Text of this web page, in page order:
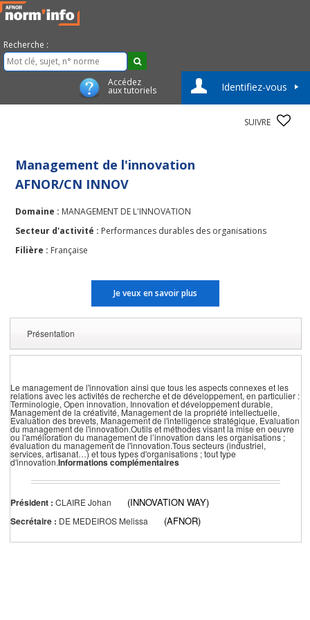
Recherche :
Accédez
aux tutoriels Identifiez-vous
SUIVRE
Management de l'innovation
AFNOR/CN INNOV
Domaine : MANAGEMENT DE L'INNOVATION
Secteur d'activité : Performances durables des organisations
Filière : Française
Je veux en savoir plus
Présentation
Le management de l'innovation ainsi que tous les aspects connexes et les
relations avec les activités de recherche et de développement, en particulier :
Terminologie, Open innovation, Innovation et développement durable,
Management de la créativité, Management de la propriété intellectuelle,
Evaluation des brevets, Management de l'intelligence stratégique, Evaluation
du management de l'innovation.Outils et méthodes visant la mise en oeuvre
ou l'amélioration du management de l’innovation dans les organisations ;
évaluation du management de l'innovation.Tous secteurs (industriel,
services, artisanat…) et tous types d'organisations ; tout type
d'innovation.Informations complémentaires
Président : CLAIRE Johan (INNOVATION WAY)
Secrétaire : DE MEDEIROS Melissa (AFNOR)